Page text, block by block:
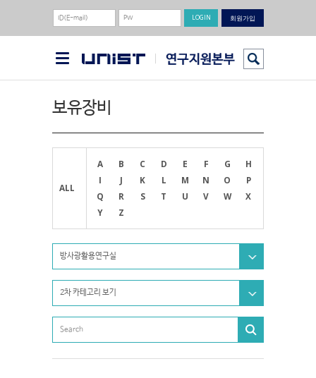
회원가입
보유장비
ALL
A B C D E F G
H
I
J K L M N O
P
Q
R S T U V W
X
Y
Z
방사광활용연구실
2차 카테고리 보기